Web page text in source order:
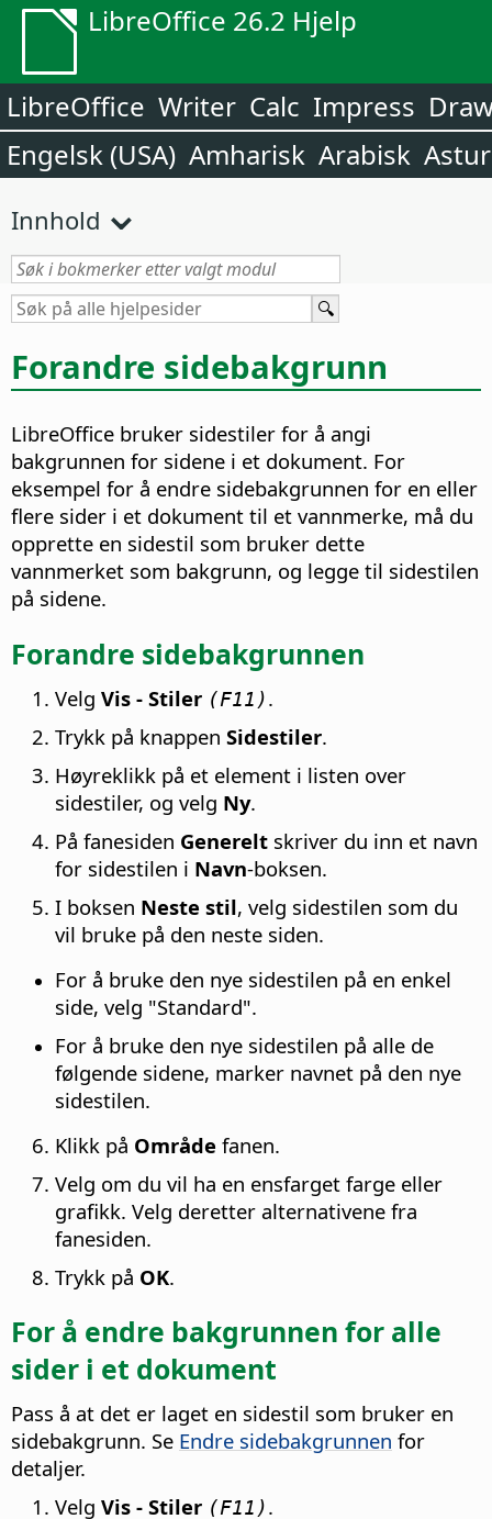
LibreOffice 26.2 Hjelp
LibreOffice Writer Calc Impress
Engelsk (USA) Amharisk Arabisk
Innhold
Forandre sidebakgrunn
LibreOffice bruker sidestiler for å angi
bakgrunnen for sidene i et dokument. For
eksempel for å endre sidebakgrunnen for en eller
flere sider i et dokument til et vannmerke, må du
opprette en sidestil som bruker dette
vannmerket som bakgrunn, og legge til sidestilen
på sidene.
Forandre sidebakgrunnen
Velg Vis - Stiler (F11).
Trykk på knappen Sidestiler.
Høyreklikk på et element i listen over
sidestiler, og velg Ny.
På fanesiden Generelt skriver du inn et navn
for sidestilen i Navn-boksen.
I boksen Neste stil, velg sidestilen som du
vil bruke på den neste siden.
For å bruke den nye sidestilen på en enkel
side, velg "Standard".
For å bruke den nye sidestilen på alle de
følgende sidene, marker navnet på den nye
sidestilen.
Klikk på Område fanen.
Velg om du vil ha en ensfarget farge eller
grafikk. Velg deretter alternativene fra
fanesiden.
Trykk på OK.
For å endre bakgrunnen for alle
sider i et dokument
Pass å at det er laget en sidestil som bruker en
sidebakgrunn. Se Endre sidebakgrunnen for
detaljer.
Velg Vis - Stiler (F11).